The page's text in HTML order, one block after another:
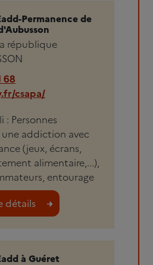
Permanence de
république
68
csapa/
: Personnes
addiction avec
(jeux, écrans,
alimentaire,...),
entourage
détails
à Guéret